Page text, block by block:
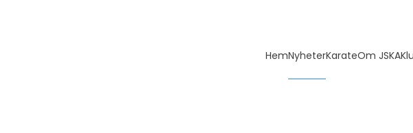
HemNyheterKarateOm JSKA